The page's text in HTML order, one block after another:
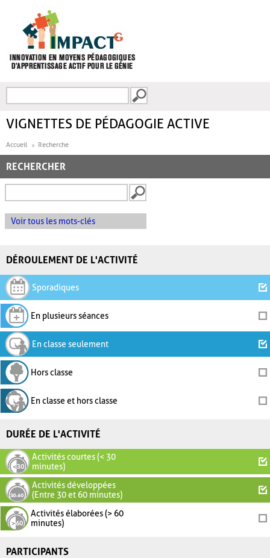
FORMULAIRE DE
VIGNETTES DE PÉDAGOGIE ACTIVE
Accueil Recherche
RECHERCHER
Voir tous les mots-clés
DÉROULEMENT DE L'ACTIVITÉ
Sporadiques
En plusieurs séances
En classe seulement
Hors classe
En classe et hors classe
DURÉE DE L'ACTIVITÉ
Activités courtes (< 30
minutes)
Activités développées
(Entre 30 et 60 minutes)
Activités élaborées (> 60
minutes)
PARTICIPANTS